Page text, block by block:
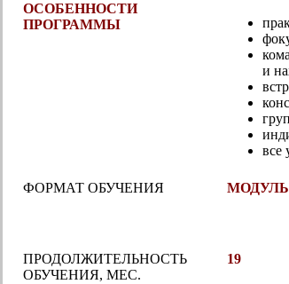
ОСОБЕННОСТИ
ПРОГРАММЫ
и
все
ФОРМАТ ОБУЧЕНИЯ
ПРОДОЛЖИТЕЛЬНОСТЬ
ОБУЧЕНИЯ, МЕС.
19